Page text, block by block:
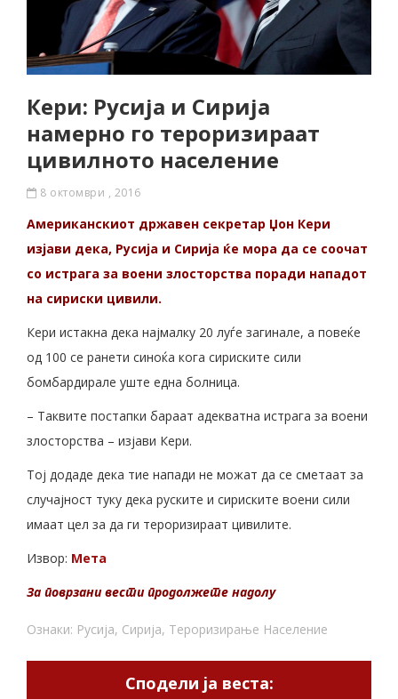
Кери: Русија и Сирија
намерно го тероризираат
цивилното население
8 октомври , 2016
Американскиот државен секретар Џон Кери
изјави дека, Русија и Сирија ќе мора да се соочат
со истрага за воени злосторства поради нападот
на сириски цивили.
Кери истакна дека најмалку 20 луѓе загинале, а повеќе
од 100 се ранети синоќа кога сириските сили
бомбардирале уште една болница.
– Таквите постапки бараат адекватна истрага за воени
злосторства – изјави Кери.
Тој додаде дека тие напади не можат да се сметаат за
случајност туку дека руските и сириските воени сили
имаат цел за да ги тероризираат цивилите.
Извор: Мета
За поврзани вести продолжете надолу
Ознаки: Русија, Сирија, Тероризирање Население
Сподели ја веста: